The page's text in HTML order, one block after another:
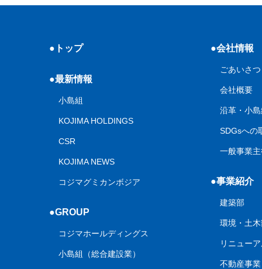
●トップ
●最新情報
小島組
KOJIMA HOLDINGS
CSR
KOJIMA NEWS
コジマグミカンボジア
●GROUP
コジマホールディングス
小島組（総合建設業）
●会社情報
ごあいさつ
会社概要
沿革・小
SDGsへの
一般事業
●事業紹介
建築部
環境・土
リニュー
不動産事